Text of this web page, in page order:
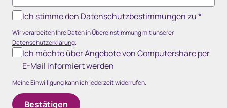
Ich stimme den Datenschutzbestimmungen zu*
Wir verarbeiten Ihre Daten in Übereinstimmung mit unserer
Datenschutzerklärung.
Ich möchte über Angebote von Computershare per
E-Mail informiert werden
Meine Einwilligung kann ich jederzeit widerrufen.